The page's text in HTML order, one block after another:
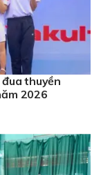
thuyền
2026